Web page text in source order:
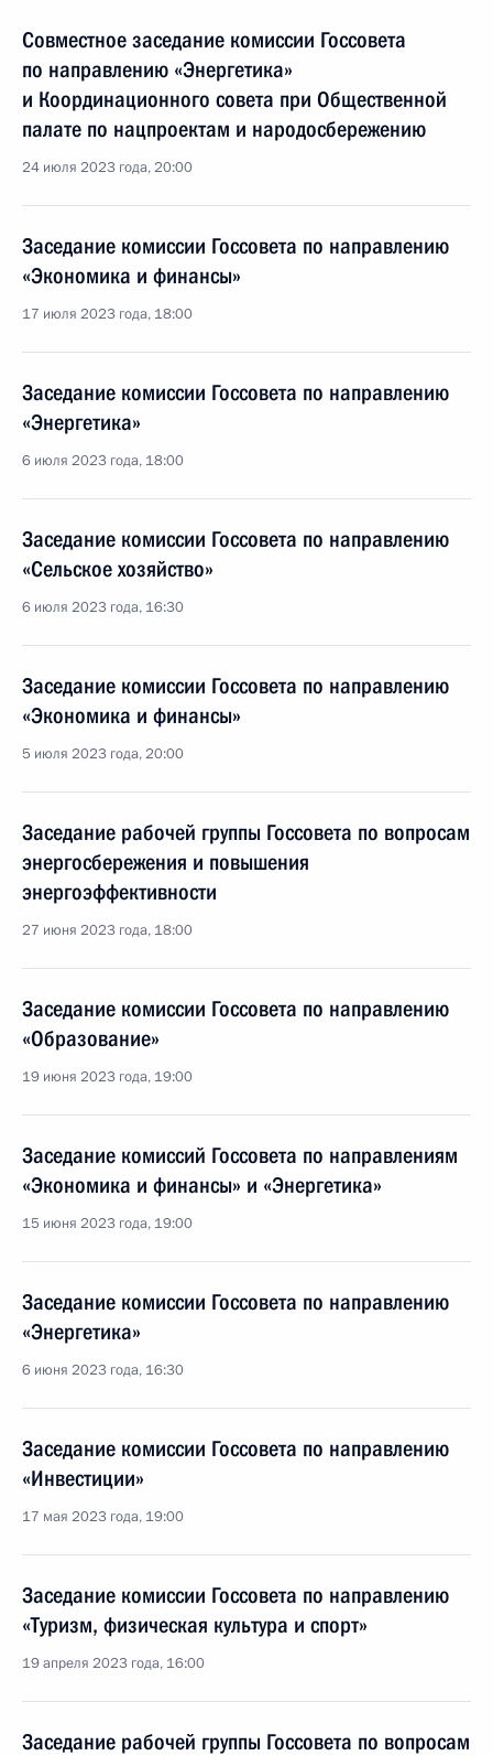
Совместное заседание комиссии Госсовета
по направлению «Энергетика»
и Координационного совета при Общественной
палате по нацпроектам и народосбережению
24 июля 2023 года, 20:00
Заседание комиссии Госсовета по направлению
«Экономика и финансы»
17 июля 2023 года, 18:00
Заседание комиссии Госсовета по направлению
«Энергетика»
6 июля 2023 года, 18:00
Заседание комиссии Госсовета по направлению
«Сельское хозяйство»
6 июля 2023 года, 16:30
Заседание комиссии Госсовета по направлению
«Экономика и финансы»
5 июля 2023 года, 20:00
Заседание рабочей группы Госсовета по вопросам
энергосбережения и повышения
энергоэффективности
27 июня 2023 года, 18:00
Заседание комиссии Госсовета по направлению
«Образование»
19 июня 2023 года, 19:00
Заседание комиссий Госсовета по направлениям
«Экономика и финансы» и «Энергетика»
15 июня 2023 года, 19:00
Заседание комиссии Госсовета по направлению
«Энергетика»
6 июня 2023 года, 16:30
Заседание комиссии Госсовета по направлению
«Инвестиции»
17 мая 2023 года, 19:00
Заседание комиссии Госсовета по направлению
«Туризм, физическая культура и спорт»
19 апреля 2023 года, 16:00
Заседание рабочей группы Госсовета по вопросам